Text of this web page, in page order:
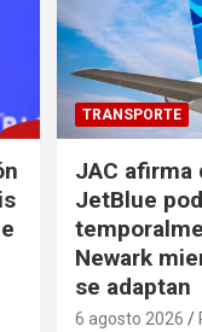
TRANSPORTE
JAC afirma
JetBlue
Newark
se adaptan
6 agosto 2026